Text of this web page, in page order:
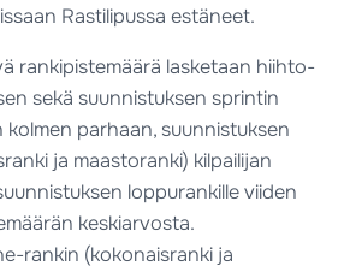
Rastilipussa estäneet.
rankipistemäärä lasketaan hiihto-
sekä suunnistuksen sprintin
kolmen parhaan, suunnistuksen
ja maastoranki) kilpailijan
loppurankille viiden
keskiarvosta.
rankin (kokonaisranki ja